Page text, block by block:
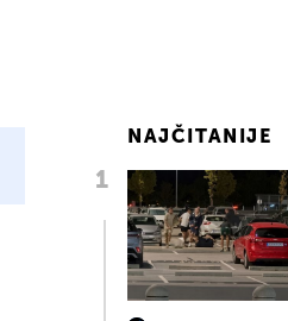
NAJČITANIJE